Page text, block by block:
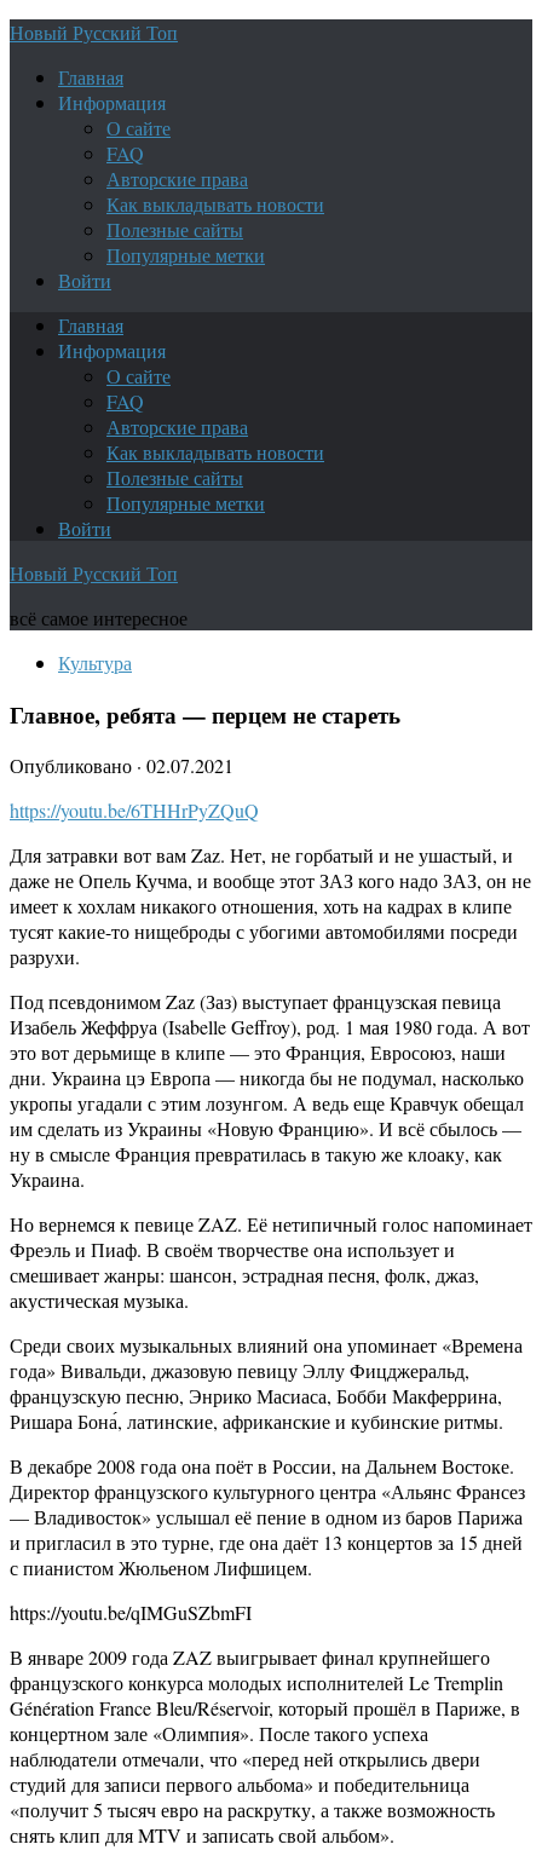
Новый Русский Топ
Главная
Информация
О сайте
FAQ
Авторские права
Как выкладывать новости
Полезные сайты
Популярные метки
Войти
Главная
Информация
О сайте
FAQ
Авторские права
Как выкладывать новости
Полезные сайты
Популярные метки
Войти
Новый Русский Топ
всё самое интересное
Культура
Главное, ребята — перцем не стареть
Опубликовано · 02.07.2021
https://youtu.be/6THHrPyZQuQ
Для затравки вот вам Zaz. Нет, не горбатый и не ушастый, и
даже не Опель Кучма, и вообще этот ЗАЗ кого надо ЗАЗ, он не
имеет к хохлам никакого отношения, хоть на кадрах в клипе
тусят какие-то нищеброды с убогими автомобилями посреди
разрухи.
Под псевдонимом Zaz (Заз) выступает французская певица
Изабель Жеффруа (Isabelle Geffroy), род. 1 мая 1980 года. А вот
это вот дерьмище в клипе — это Франция, Евросоюз, наши
дни. Украина цэ Европа — никогда бы не подумал, насколько
укропы угадали с этим лозунгом. А ведь еще Кравчук обещал
им сделать из Украины «Новую Францию». И всё сбылось —
ну в смысле Франция превратилась в такую же клоаку, как
Украина.
Но вернемся к певице ZAZ. Её нетипичный голос напоминает
Фреэль и Пиаф. В своём творчестве она использует и
смешивает жанры: шансон, эстрадная песня, фолк, джаз,
акустическая музыка.
Среди своих музыкальных влияний она упоминает «Времена
года» Вивальди, джазовую певицу Эллу Фицджеральд,
французскую песню, Энрико Масиаса, Бобби Макферрина,
Ришара Бона́, латинские, африканские и кубинские ритмы.
В декабре 2008 года она поёт в России, на Дальнем Востоке.
Директор французского культурного центра «Альянс Франсез
— Владивосток» услышал её пение в одном из баров Парижа
и пригласил в это турне, где она даёт 13 концертов за 15 дней
с пианистом Жюльеном Лифшицем.
https://youtu.be/qIMGuSZbmFI
В январе 2009 года ZAZ выигрывает финал крупнейшего
французского конкурса молодых исполнителей Le Tremplin
Génération France Bleu/Réservoir, который прошёл в Париже, в
концертном зале «Олимпия». После такого успеха
наблюдатели отмечали, что «перед ней открылись двери
студий для записи первого альбома» и победительница
«получит 5 тысяч евро на раскрутку, а также возможность
снять клип для MTV и записать свой альбом».